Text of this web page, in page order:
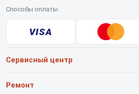
Способы оплаты
VISA
Сервисный центр
О нашем сервисе
Ремонт